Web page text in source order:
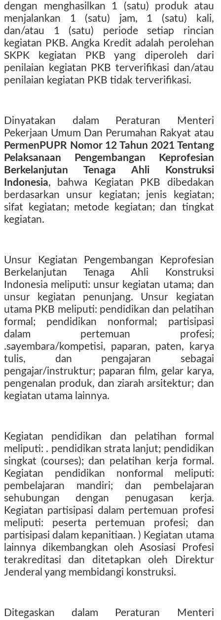
dengan menghasilkan 1 (satu) produk atau
menjalankan 1 (satu) jam, 1 (satu) kali,
dan/atau 1 (satu) periode setiap rincian
kegiatan PKB. Angka Kredit adalah perolehan
SKPK kegiatan PKB yang diperoleh dari
penilaian kegiatan PKB terverifikasi dan/atau
penilaian kegiatan PKB tidak terverifikasi.
Dinyatakan dalam Peraturan Menteri
Pekerjaan Umum Dan Perumahan Rakyat atau
PermenPUPR Nomor 12 Tahun 2021 Tentang
Pelaksanaan Pengembangan Keprofesian
Berkelanjutan Tenaga Ahli Konstruksi
Indonesia, bahwa Kegiatan PKB dibedakan
berdasarkan unsur kegiatan; jenis kegiatan;
sifat kegiatan; metode kegiatan; dan tingkat
kegiatan.
Unsur Kegiatan Pengembangan Keprofesian
Berkelanjutan Tenaga Ahli Konstruksi
Indonesia meliputi: unsur kegiatan utama; dan
unsur kegiatan penunjang. Unsur kegiatan
utama PKB meliputi: pendidikan dan pelatihan
formal; pendidikan nonformal; partisipasi
dalam pertemuan profesi;
.sayembara/kompetisi, paparan, paten, karya
tulis, dan pengajaran sebagai
pengajar/instruktur; paparan film, gelar karya,
pengenalan produk, dan ziarah arsitektur; dan
kegiatan utama lainnya.
Kegiatan pendidikan dan pelatihan formal
meliputi: . pendidikan strata lanjut; pendidikan
singkat (courses); dan pelatihan kerja formal.
Kegiatan pendidikan nonformal meliputi:
pembelajaran mandiri; dan pembelajaran
sehubungan dengan penugasan kerja.
Kegiatan partisipasi dalam pertemuan profesi
meliputi: peserta pertemuan profesi; dan
partisipasi dalam kepanitiaan. ) Kegiatan utama
lainnya dikembangkan oleh Asosiasi Profesi
terakreditasi dan ditetapkan oleh Direktur
Jenderal yang membidangi konstruksi.
Ditegaskan dalam Peraturan Menteri